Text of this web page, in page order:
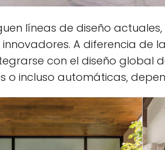
líneas de diseño
A diferencia de
con el diseño global
o incluso automáticas,